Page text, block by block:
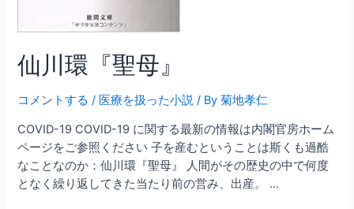
仙川環『聖母』
コメントする / 医療を扱った小説 / By菊地孝仁
COVID-19 COVID-19 に関する最新の情報は内閣官房ホーム
ページをご参照ください 子を産むということは斯くも過酷
なことなのか：仙川環『聖母』 人間がその歴史の中で何度
となく繰り返してきた当たり前の営み、出産。 …